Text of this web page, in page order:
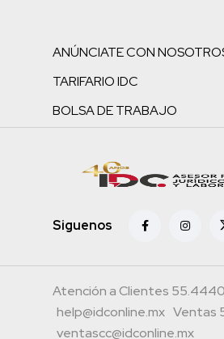
ANÚNCIATE CON
TARIFARIO IDC
BOLSA DE TRABAJO
Siguenos
Atención a Clientes
help@idconline.mx Ventas
ventascc@idconline.mx